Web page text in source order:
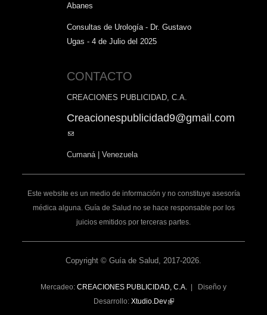
Abanes
Consultas de Urología - Dr. Gustavo
Ugas - 4 de Julio del 2025
CONTACTO
CREACIONES PUBLICIDAD, C.A.
Creacionespublicidad9@gmail.com
(link
mail)
Cumaná | Venezuela
Este website es un medio de información y no constituye asesoría
médica alguna. Guía de Salud no se hace responsable por los
juicios emitidos por terceras partes.
Copyright © Guía de Salud, 2017-2026.
Mercadeo: CREACIONES PUBLICIDAD, C.A.
| Diseño y
Desarrollo: Xtudio.Dev(link